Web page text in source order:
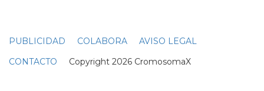
PUBLICIDAD COLABORA
AVISO LEGAL
CONTACTO Copyright 2026 CromosomaX